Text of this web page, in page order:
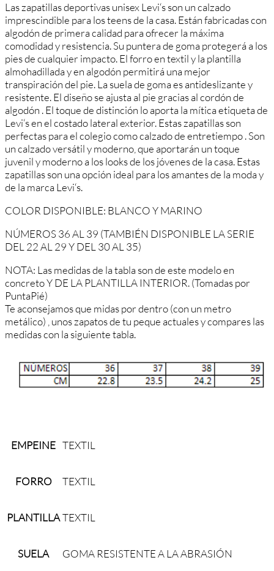
LaszapatillasdeportivasunisexLevi‘sson uncalzado
imprescindible paralosteensde lacasa.Estánfabricadascon
algodónde primeracalidad paraofrecerlamáxima
comodidadyresistencia.Su punterade gomaprotegeráalos
piesdecualquierimpacto.Elforroentextilylaplantilla
almohadilladayen algodón permitiráunamejor
transpiracióndel pie.Lasuelade gomaesantideslizantey
resistente.Eldiseñose ajustaal pie graciasalcordón de
algodón .Eltoquededistinción loaportalamíticaetiquetade
Levi‘senelcostadolateralexterior.Estaszapatillasson
perfectasparaelcolegiocomocalzadodeentretiempo.Son
uncalzadoversátilymoderno que aportarán untoque
juvenilymodernoaloslooksde losjóvenesde lacasa.Estas
zapatillasson unaopción ideal paralosamantesde lamoday
de lamarcaLevi‘s.
COLOR DISPONIBLE: BLANCO Y MARINO
NÚMEROS 36 AL 39 (TAMBIÉN DISPONIBLE LA SERIE
DEL 22 AL 29 Y DEL 30 AL 35)
NOTA: Las medidas de la tabla son de este modelo en
concreto Y DE LA PLANTILLA INTERIOR. (Tomadas por
PuntaPié)
Te aconsejamos que midas por dentro (con un metro
metálico) , unos zapatos de tu peque actuales y compares las
medidas con la siguiente tabla.
EMPEINE TEXTIL
FORRO TEXTIL
PLANTILLATEXTIL
SUELA GOMA RESISTENTE A LA ABRASIÓN